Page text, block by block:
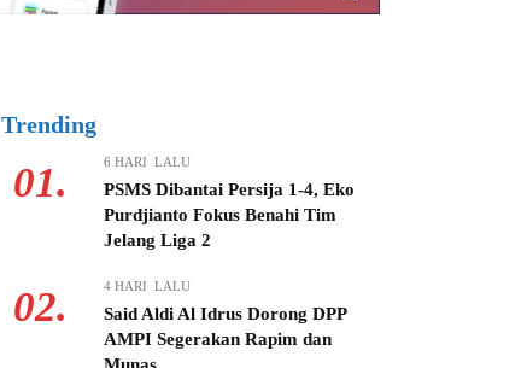
Trending
01. 6 HARI LALU
PSMS Dibantai Persija 1-4, Eko
Purdjianto Fokus Benahi Tim
Jelang Liga 2
02. 4 HARI LALU
Said Aldi Al Idrus Dorong DPP
AMPI Segerakan Rapim dan